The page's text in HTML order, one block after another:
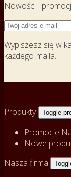
Nowości i
Wypiszesz się w
każdego maila.
Produkty Toggle
Promocje
Nowe
Nasza firma